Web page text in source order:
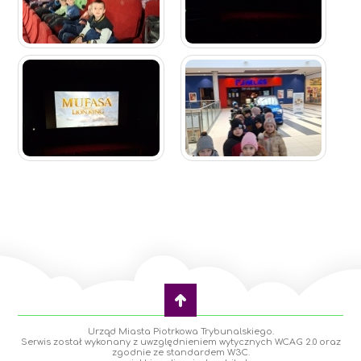
Urząd Miasta Piotrkowa Trybunalskiego.
Serwis został wykonany z uwzględnieniem wytycznych WCAG 2.0 oraz
zgodnie ze standardem W3C.